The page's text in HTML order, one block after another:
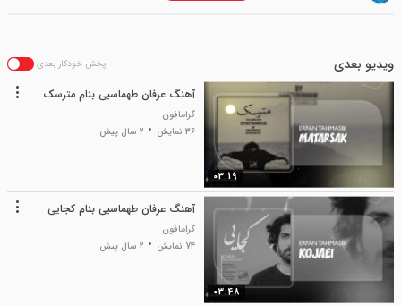
ویدیو بعدی پخش خودکار بعدی
03:19
آهنگ عرفان طهماسبی بنام مترسک
گرامافون
36 نمایش
2 سال پیش
03:48
آهنگ عرفان طهماسبی بنام کجایی
گرامافون
74 نمایش
2 سال پیش